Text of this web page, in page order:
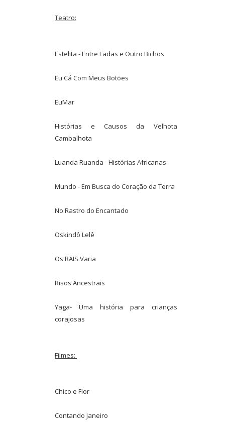
Teatro:
Estelita - Entre Fadas e Outro Bichos
Eu Cá Com Meus Botões
EuMar
Histórias e Causos da Velhota
Cambalhota
Luanda Ruanda - Histórias Africanas
Mundo - Em Busca do Coração da Terra
No Rastro do Encantado
Oskindô Lelê
Os RAIS Varia
Risos Ancestrais
Yaga- Uma história para crianças
corajosas
Filmes:
Chico e Flor
Contando Janeiro